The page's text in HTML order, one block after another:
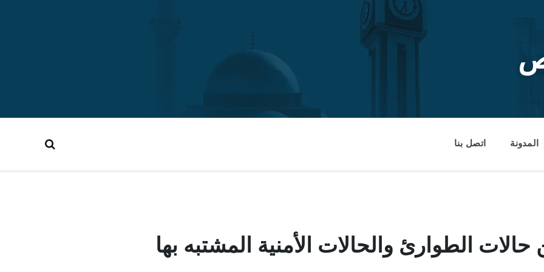
المدونة اتصل بنا
حالات الطوارئ والحالات الأمنية المشتبه بها